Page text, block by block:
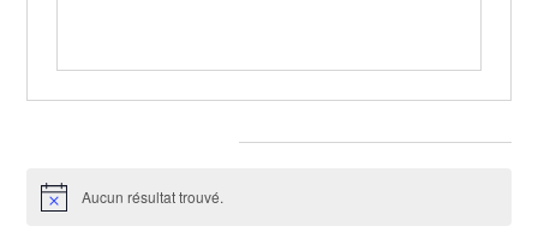
NoticeAucun résultat trouvé.